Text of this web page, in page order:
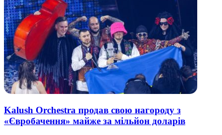
Kalush Orchestra продав свою нагороду з
«Євробачення» майже за мільйон доларів